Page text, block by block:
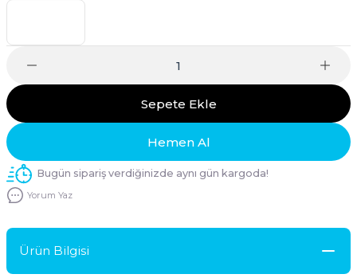
Sepete Ekle
Hemen Al
Bugün sipariş verdiğinizde aynı gün kargoda!
Yorum Yaz
Ürün Bilgisi